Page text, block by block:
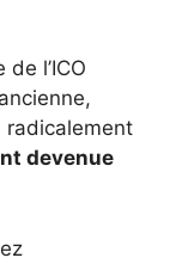
l’ICO
radicalement
devenue